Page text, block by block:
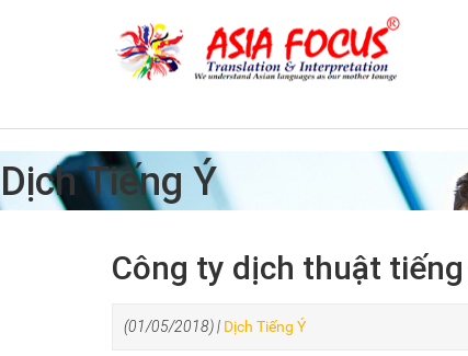
Dịch Tiếng Ý
Công ty dịch thuật
(01/05/2018) | Dịch Tiếng Ý